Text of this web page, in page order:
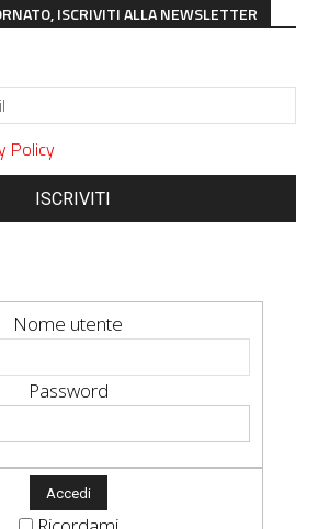
ISCRIVITI ALLA NEWSLETTER
Policy
ISCRIVITI
Nome utente
Password